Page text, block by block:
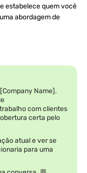
estabelece quem você
abordagem de
Name].
com clientes
certa pelo
atual e ver se
para uma